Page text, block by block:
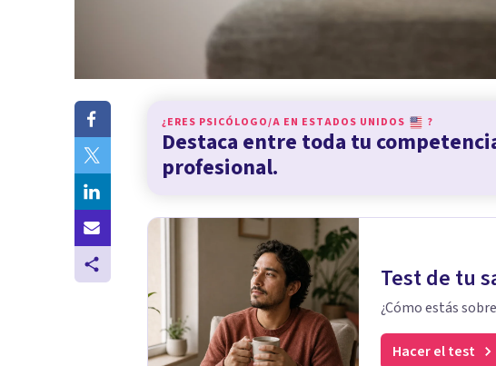
¿ERES PSICÓLOGO/A EN ESTADOS UNIDOS ?
Destaca entre toda tu
profesional.
Test de tu
¿Cómo estás
Hacer el test